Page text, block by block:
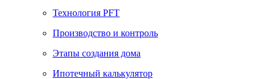
Технология PFT
Производство и контроль
Этапы создания дома
Ипотечный калькулятор